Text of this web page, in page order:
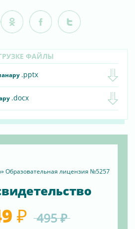
ФАЙЛЫ
.pptx
.docx
Образовательная лицензия №5257
₽ 495 ₽